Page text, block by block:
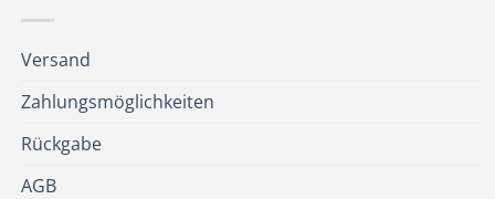
Versand
Zahlungsmöglichkeiten
Rückgabe
AGB